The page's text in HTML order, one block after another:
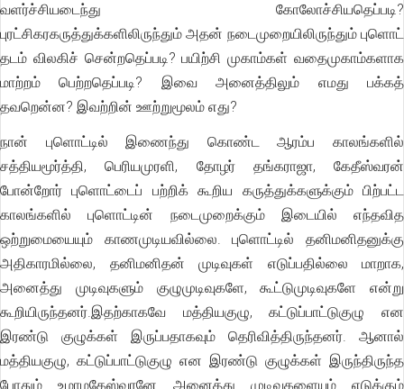
வளர்ச்சியடைந்து கோலோச்சியதெப்படி?
புரட்சிகரகருத்துக்களிலிருந்தும் அதன் நடைமுறையிலிருந்தும் புளொட்
தடம் விலகிச் சென்றதெப்படி? பயிற்சி முகாம்கள் வதைமுகாம்களாக
மாற்றம் பெற்றதெப்படி? இவை அனைத்திலும் எமது பக்கத்
தவறென்ன? இவற்றின் ஊற்றுமூலம் எது?
நான் புளொட்டில் இணைந்து கொண்ட ஆரம்ப காலங்களில்
சத்தியமூர்த்தி, பெரியமுரளி, தோழர் தங்கராஜா, கேதீஸ்வரன்
போன்றோர் புளொட்டைப் பற்றிக் கூறிய கருத்துக்களுக்கும் பிற்பட்ட
காலங்களில் புளொட்டின் நடைமுறைக்கும் இடையில் எந்தவித
ஒற்றுமையையும் காணமுடியவில்லை. புளொட்டில் தனிமனிதனுக்கு
அதிகாரமில்லை, தனிமனிதன் முடிவுகள் எடுப்பதில்லை மாறாக,
அனைத்து முடிவுகளும் குழுமுடிவுகளே, கூட்டுமுடிவுகளே என்று
கூறியிருந்தனர்.இதற்காகவே மத்தியகுழு, கட்டுப்பாட்டுகுழு என
இரண்டு குழுக்கள் இருப்பதாகவும் தெரிவித்திருந்தனர். ஆனால்
மத்தியகுழு, கட்டுப்பாட்டுகுழு என இரண்டு குழுக்கள் இருந்திருந்த
போதும் உமாமகேஸ்வரனே அனைத்து முடிவுகளையும் எடுக்கும்